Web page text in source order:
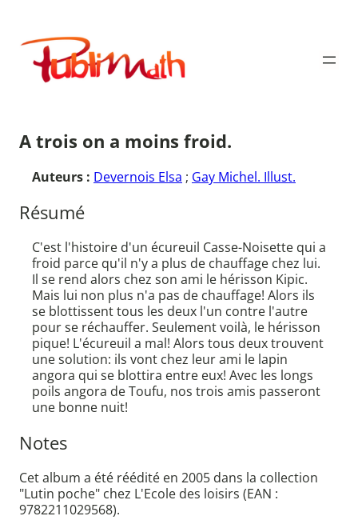
contenu
Publimath
A trois on a moins froid.
Auteurs : Devernois Elsa ; Gay Michel. Illust.
Résumé
C'est l'histoire d'un écureuil Casse-Noisette qui a
froid parce qu'il n'y a plus de chauffage chez lui.
Il se rend alors chez son ami le hérisson Kipic.
Mais lui non plus n'a pas de chauffage! Alors ils
se blottissent tous les deux l'un contre l'autre
pour se réchauffer. Seulement voilà, le hérisson
pique! L'écureuil a mal! Alors tous deux trouvent
une solution: ils vont chez leur ami le lapin
angora qui se blottira entre eux! Avec les longs
poils angora de Toufu, nos trois amis passeront
une bonne nuit!
Notes
Cet album a été réédité en 2005 dans la collection
"Lutin poche" chez L'Ecole des loisirs (EAN :
9782211029568).